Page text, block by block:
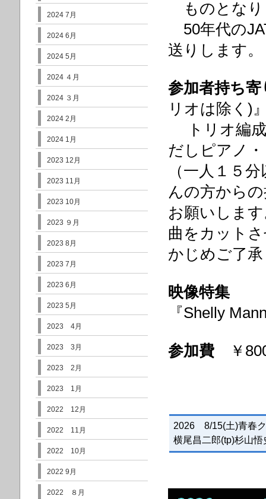
ものとなり
50年代の
送りします
参加者持ち寄
リオは除く)
トリオ編成
だしピアノ
（一人１５
んの方から
お願いしま
曲をカット
かじめご了
映像特集
『Shelly
参加費 ￥
2026 8/15(土)青春
横尾昌二郎(tp)杉山
2024 7月
2024 6月
2024 5月
2024 ４月
2024 ３月
2024 2月
2024 1月
2023 12月
2023 11月
2023 10月
2023 ９月
2023 8月
2023 7月
2023 6月
2023 5月
2023 4月
2023 3月
2023 2月
2023 1月
2022 12月
2022 11月
2022 10月
2022 9月
2022 ８月